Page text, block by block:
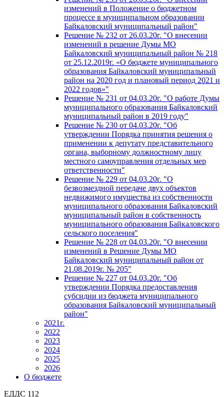
изменений в Положение о бюджетном
процессе в муниципальном образовании
Байкаловский муниципальный район"
Решение № 232 от 26.03.20г. "О внесении
изменений в решение Думы МО
Байкаловский муниципальный район № 218
от 25.12.2019г. «О бюджете муниципального
образования Байкаловский муниципальный
район на 2020 год и плановый период 2021 и
2022 годов»"
Решение № 231 от 04.03.20г. "О работе Думы
муниципального образования Байкаловский
муниципальный район в 2019 году"
Решение № 230 от 04.03.20г. "Об
утверждении Порядка принятия решения о
применении к депутату представительного
органа, выборному должностному лицу
местного самоуправления отдельных мер
ответственности"
Решение № 229 от 04.03.20г. "О
безвозмездной передаче двух объектов
недвижимого имущества из собственности
муниципального образования Байкаловский
муниципальный район в собственность
муниципального образования Байкаловского
сельского поселения"
Решение № 228 от 04.03.20г. "О внесении
изменений в Решение Думы МО
Байкаловский муниципальный район от
21.08.2019г. № 205"
Решение № 227 от 04.03.20г. "Об
утверждении Порядка предоставления
субсидии из бюджета муниципального
образования Байкаловский муниципальный
район"
2021г.
2022
2023
2024
2025
2026
О бюджете
ЕДДС 112